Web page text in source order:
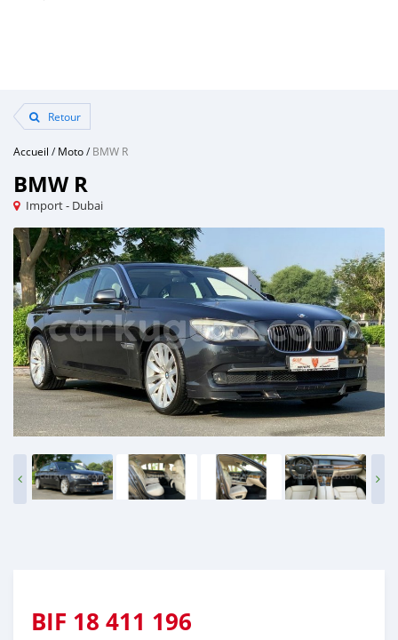
Retour
Accueil /Moto/BMW R
BMW R
Import - Dubai
BIF 18 411 196